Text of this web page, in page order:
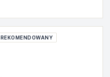
REKOMENDOWANY